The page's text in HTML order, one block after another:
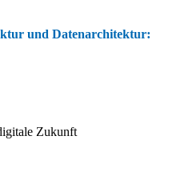
und Datenarchitektur:
Zukunft